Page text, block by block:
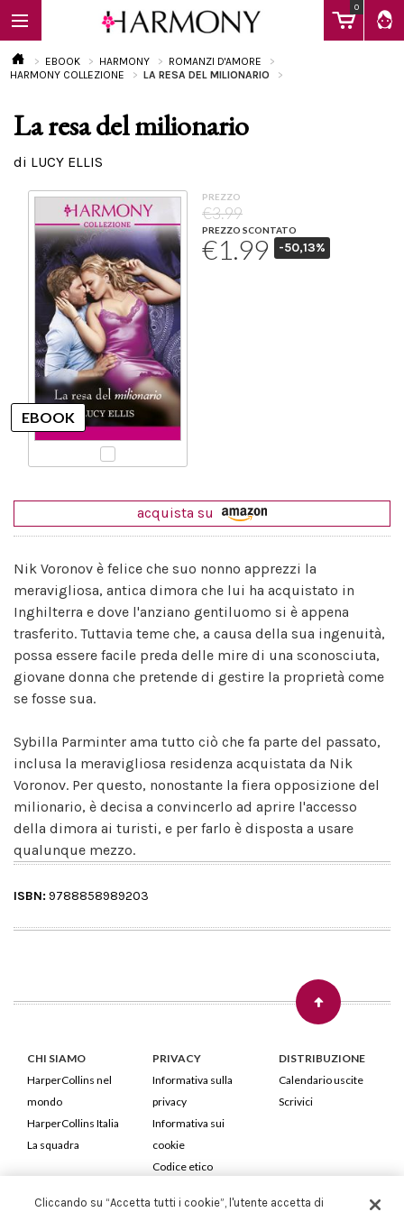
0
EBOOK
Calendario
EBOOK HARMONY
ROMANZI D'AMORE
HARMONY COLLEZIONE
LA RESA DEL MILIONARIO
La resa del milionario
di LUCY ELLIS
PREZZO
€3.99
PREZZO SCONTATO
€1.99 -50,13%
acquista su
Nik Voronov è felice che suo nonno apprezzi la
meravigliosa, antica dimora che lui ha acquistato in
Inghilterra e dove l'anziano gentiluomo si è appena
trasferito. Tuttavia teme che, a causa della sua ingenuità,
possa essere facile preda delle mire di una sconosciuta,
giovane donna che pretende di gestire la proprietà come
se fosse sua.
Sybilla Parminter ama tutto ciò che fa parte del passato,
inclusa la meravigliosa residenza acquistata da Nik
Voronov. Per questo, nonostante la fiera opposizione del
milionario, è decisa a convincerlo ad aprire l'accesso
della dimora ai turisti, e per farlo è disposta a usare
qualunque mezzo.
ISBN: 9788858989203
CHI SIAMO
HarperCollins nel
mondo
HarperCollins Italia
La squadra
PRIVACY
Informativa sulla
privacy
Informativa sui
cookie
Codice etico
DISTRIBUZIONE
Calendario uscite
Scrivici
Cliccando su “Accetta tutti i cookie”, l'utente accetta di